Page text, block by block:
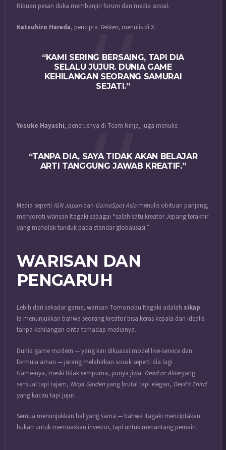
Ribuan pesan duka membanjiri forum dan media sosial.
Katsuhiro Harada, pencipta Tekken, menulis di X:
“KAMI SERING BERSAING, TAPI DIA
SELALU JUJUR. DUNIA GAME
KEHILANGAN SEORANG SAMURAI
SEJATI.”
Yosuke Hayashi, penerusnya di Team Ninja, juga menulis:
“TANPA DIA, SAYA TIDAK AKAN BELAJAR
ARTI TANGGUNG JAWAB KREATIF.”
Media seperti IGN Japan dan GameSpot Asia menulis obituari panjang,
menyoroti warisan Itagaki sebagai “salah satu kreator Jepang terakhir
yang menolak tunduk pada standar globalisasi.”
WARISAN DAN
PENGARUH
Lebih dari sekadar game, warisan Tomonobu Itagaki adalah sikap.
Ia menunjukkan bahwa seorang kreator bisa keras kepala dan idealis
tanpa kehilangan cinta terhadap medianya.
Dunia game modern — yang kini dikuasai model live-service dan
formula aman — jarang melahirkan sosok seperti dia lagi.
Game-nya, meski tidak sempurna, punya jiwa: Dead or Aliveyang
sensual tapi tajam, Ninja Gaidenyang brutal tapi elegan, Devil’s Third
yang kacau tapi jujur.
Semua menunjukkan hal yang sama — bahwa Itagaki menciptakan
bukan untuk memuaskan investor, tapi untuk menantang pemain.